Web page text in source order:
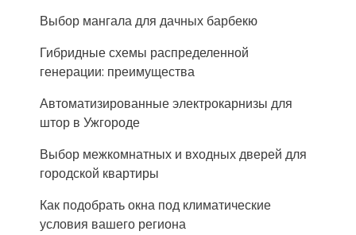
Выбор мангала для дачных барбекю
Гибридные схемы распределенной
генерации: преимущества
Автоматизированные электрокарнизы для
штор в Ужгороде
Выбор межкомнатных и входных дверей для
городской квартиры
Как подобрать окна под климатические
условия вашего региона